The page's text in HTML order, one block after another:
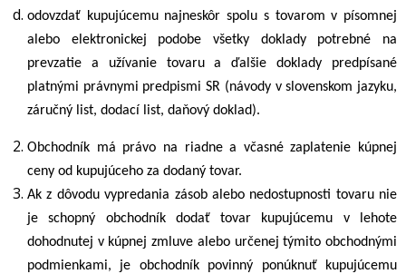
odovzdať kupujúcemu najneskôr spolu s tovarom v písomnej
alebo elektronickej podobe všetky doklady potrebné na
prevzatie a užívanie tovaru a ďalšie doklady predpísané
platnými právnymi predpismi SR (návody v slovenskom jazyku,
záručný list, dodací list, daňový doklad).
Obchodník má právo na riadne a včasné zaplatenie kúpnej
ceny od kupujúceho za dodaný tovar.
Ak z dôvodu vypredania zásob alebo nedostupnosti tovaru nie
je schopný obchodník dodať tovar kupujúcemu v lehote
dohodnutej v kúpnej zmluve alebo určenej týmito obchodnými
podmienkami, je obchodník povinný ponúknuť kupujúcemu